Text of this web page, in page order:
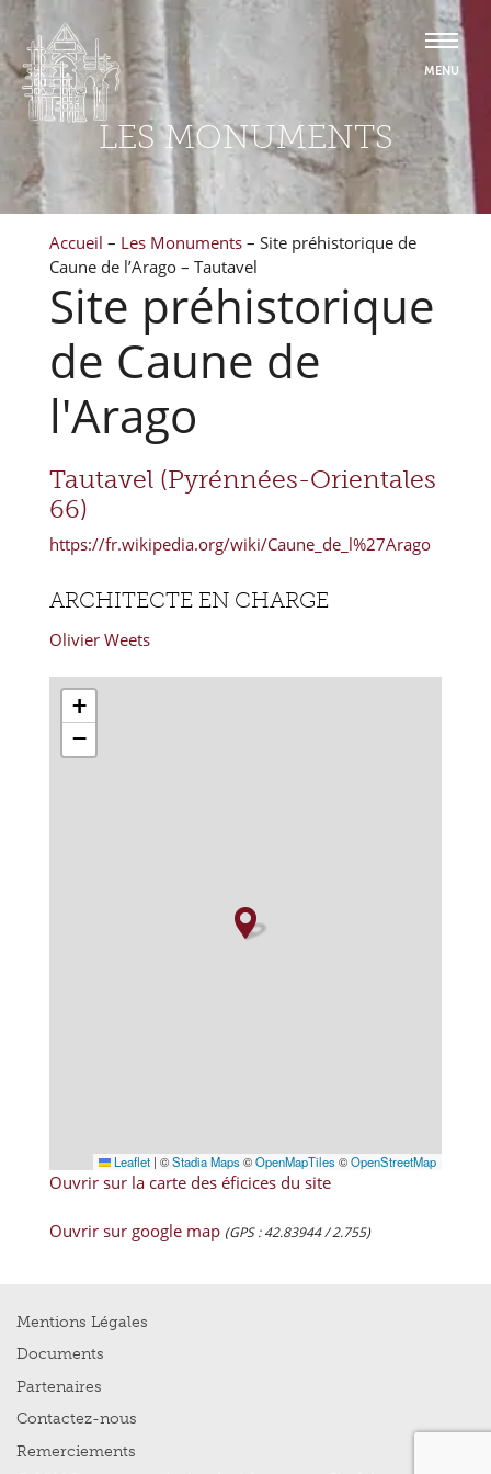
LES MONUMENTS
Accueil – Les Monuments – Site préhistorique de
Caune de l’Arago – Tautavel
Site préhistorique
de Caune de
l'Arago
Tautavel (Pyrénnées-Orientales
66)
https://fr.wikipedia.org/wiki/Caune_de_l%27Arago
ARCHITECTE EN CHARGE
Olivier Weets
+
−
Leaflet | ©Stadia Maps ©OpenMapTiles ©OpenStreetMap
Ouvrir sur la carte des éficices du site
Ouvrir sur google map (GPS : 42.83944 / 2.755)
Mentions Légales
Documents
Partenaires
Contactez-nous
Remerciements